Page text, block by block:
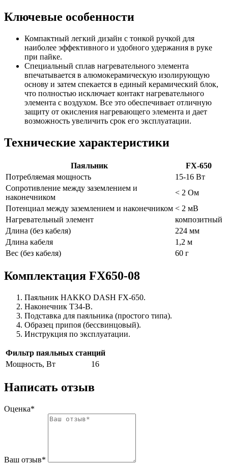
Ключевые особенности
Компактный легкий дизайн с тонкой ручкой для
наиболее эффективного и удобного удержания в руке
при пайке.
Специальный сплав нагревательного элемента
впечатывается в алюмокерамическую изолирующую
основу и затем спекается в единый керамический блок,
что полностью исключает контакт нагревательного
элемента с воздухом. Все это обеспечивает отличную
защиту от окисления нагревающего элемента и дает
возможность увеличить срок его эксплуатации.
Технические характеристики
Паяльник
FX-650
Потребляемая мощность
15-16 Вт
Сопротивление между заземлением и
наконечником
< 2 Ом
Потенциал между заземлением и наконечником < 2 мВ
Нагревательный элемент
композитный
Длина (без кабеля)
224 мм
Длина кабеля
1,2 м
Вес (без кабеля)
60 г
Комплектация FX650-08
Паяльник HAKKO DASH FX-650.
Наконечник T34-B.
Подставка для паяльника (простого типа).
Образец припоя (бессвинцовый).
Инструкция по эксплуатации.
Фильтр паяльных станций
Мощность, Вт
16
Написать отзыв
Оценка*
Ваш отзыв*